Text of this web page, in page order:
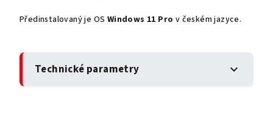
Předinstalovaný je OS Windows 11 Pro v českém jazyce.
Technické parametry expand_more